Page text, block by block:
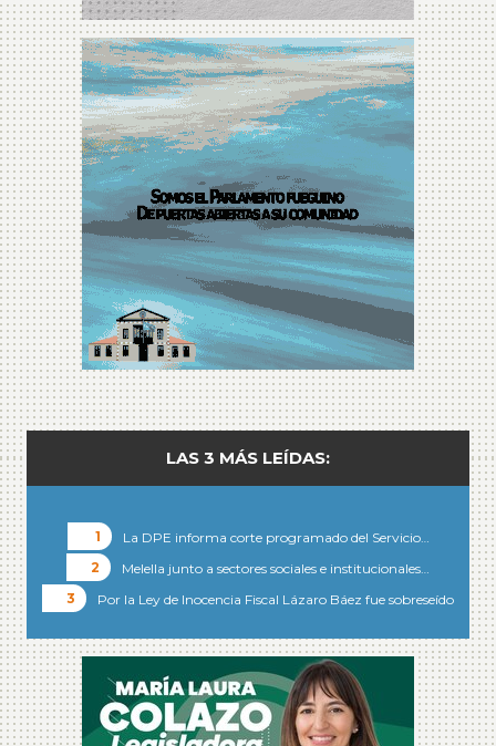
LAS 3 MÁS LEÍDAS:
La DPE informa corte programado del Servicio…
Melella junto a sectores sociales e institucionales…
Por la Ley de Inocencia Fiscal Lázaro Báez fue sobreseído